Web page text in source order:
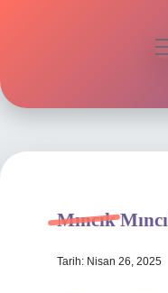
Hakkımızda
Mıncık
Tarih: Nisan 26, 2025